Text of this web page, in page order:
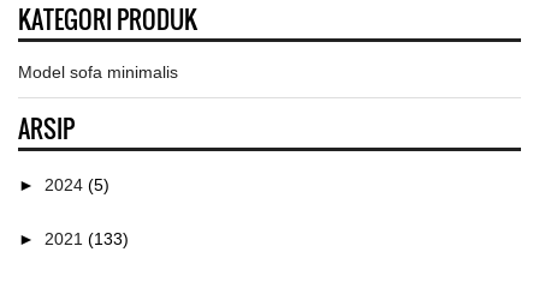
KATEGORI PRODUK
Model sofa minimalis
ARSIP
► 2024 (5)
► 2021 (133)